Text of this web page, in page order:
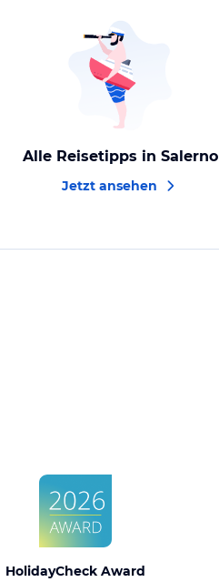
Alle Reisetipps in Salerno
Jetzt ansehen
HolidayCheck Award